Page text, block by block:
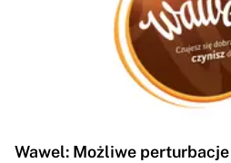
Wawel: Możliwe